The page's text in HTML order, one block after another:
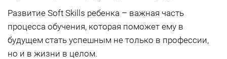
Развитие Soft Skills ребенка – важная часть
процесса обучения, которая поможет ему в
будущем стать успешным не только в профессии,
но и в жизни в целом.